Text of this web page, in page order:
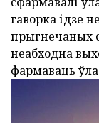
гаворка ідзе
прыгнечаных
неабходна
фармаваць